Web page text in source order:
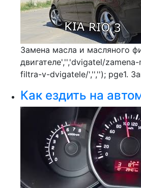
Замена масла и масляного
двигателе','','dvigatel/
filtra-v-dvigatele/','',''); pge1.
Как ездить на